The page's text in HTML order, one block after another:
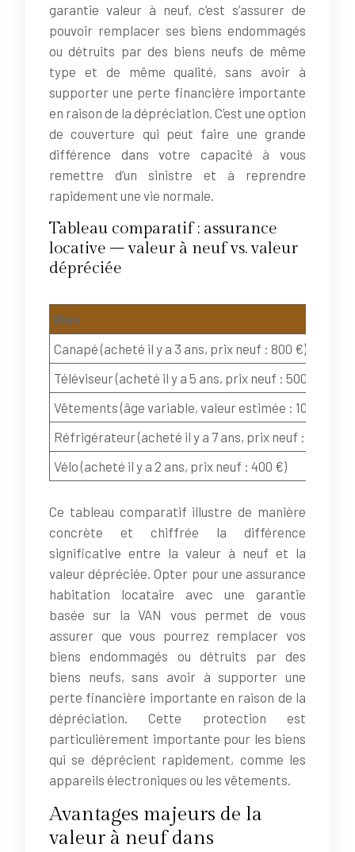
garantie valeur à neuf, c’est s’assurer de
pouvoir remplacer ses biens endommagés
ou détruits par des biens neufs de même
type et de même qualité, sans avoir à
supporter une perte financière importante
en raison de la dépréciation. C’est une option
de couverture qui peut faire une grande
différence dans votre capacité à vous
remettre d’un sinistre et à reprendre
rapidement une vie normale.
Tableau comparatif : assurance
locative – valeur à neuf vs. valeur
dépréciée
Bien
Canapé (acheté il y a 3 ans, prix neuf : 800 €)
Téléviseur (acheté il y a 5 ans, prix neuf : 500 €)
Vêtements (âge variable, valeur estimée : 1000€)
Réfrigérateur (acheté il y a 7 ans, prix neuf : 700 €)
Vélo (acheté il y a 2 ans, prix neuf : 400 €)
Ce tableau comparatif illustre de manière
concrète et chiffrée la différence
significative entre la valeur à neuf et la
valeur dépréciée. Opter pour une assurance
habitation locataire avec une garantie
basée sur la VAN vous permet de vous
assurer que vous pourrez remplacer vos
biens endommagés ou détruits par des
biens neufs, sans avoir à supporter une
perte financière importante en raison de la
dépréciation. Cette protection est
particulièrement importante pour les biens
qui se déprécient rapidement, comme les
appareils électroniques ou les vêtements.
Avantages majeurs de la
valeur à neuf dans